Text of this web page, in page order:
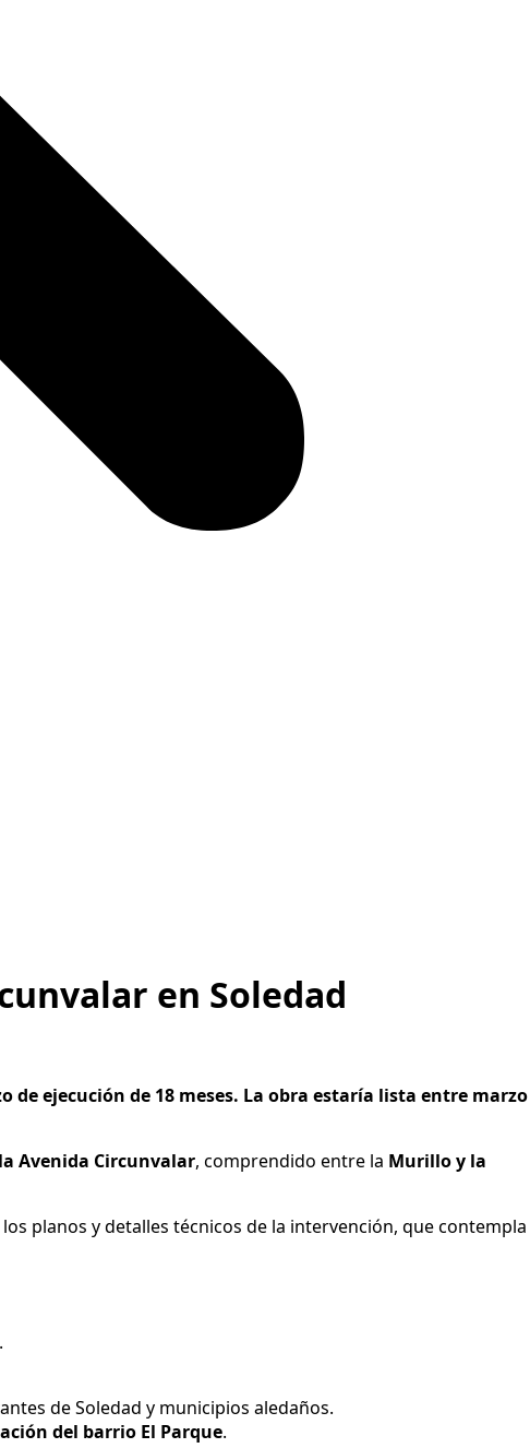
en Soledad
ejecución de 18 meses. La obra estaría lista entre marzo
Avenida Circunvalar, comprendido entre la Murillo y la
planos y detalles técnicos de la intervención, que contempla
.
de Soledad y municipios aledaños.
del barrio El Parque.